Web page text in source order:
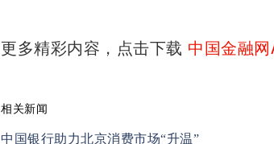
更多精彩内容，点击下载 中国金融
相关新闻
中国银行助力北京消费市场“升温”